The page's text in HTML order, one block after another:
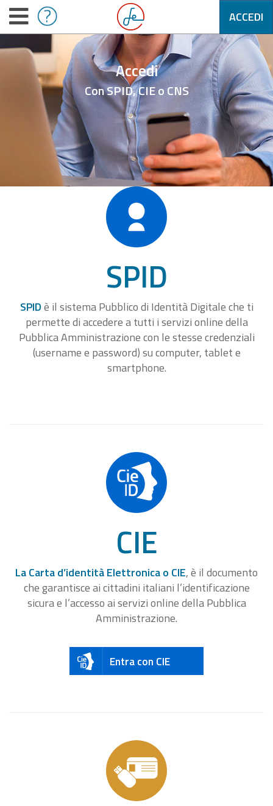
ACCEDI
Accedi
Con SPID, CIE o CNS
SPID
SPIDè il sistema Pubblico di Identità Digitale che ti
permette di accedere a tutti i servizi online della
Pubblica Amministrazione con le stesse credenziali
(username e password) su computer, tablet e
smartphone.
CIE
La Carta d’identità Elettronica o CIE, è il documento
che garantisce ai cittadini italiani l’identificazione
sicura e l’accesso ai servizi online della Pubblica
Amministrazione.
Entra con CIE